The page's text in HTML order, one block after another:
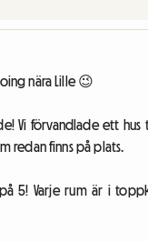
nära Lille 😉
Vi förvandlade ett
redan finns på plats.
5! Varje rum är i